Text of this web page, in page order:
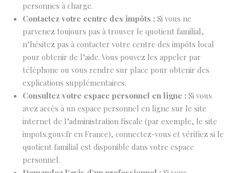
personnes à charge.
Contactez votre centre des impôts : Si vous ne
parvenez toujours pas à trouver le quotient familial,
n’hésitez pas à contacter votre centre des impôts local
pour obtenir de l’aide. Vous pouvez les appeler par
téléphone ou vous rendre sur place pour obtenir des
explications supplémentaires.
Consultez votre espace personnel en ligne : Si vous
avez accès à un espace personnel en ligne sur le site
internet de l’administration fiscale (par exemple, le site
impots.gouv.fr en France), connectez-vous et vérifiez si le
quotient familial est disponible dans votre espace
personnel.